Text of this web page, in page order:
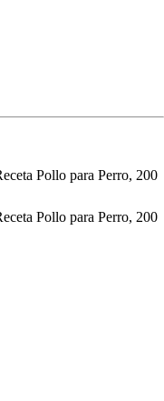
Pollo para Perro, 200
Pollo para Perro, 200